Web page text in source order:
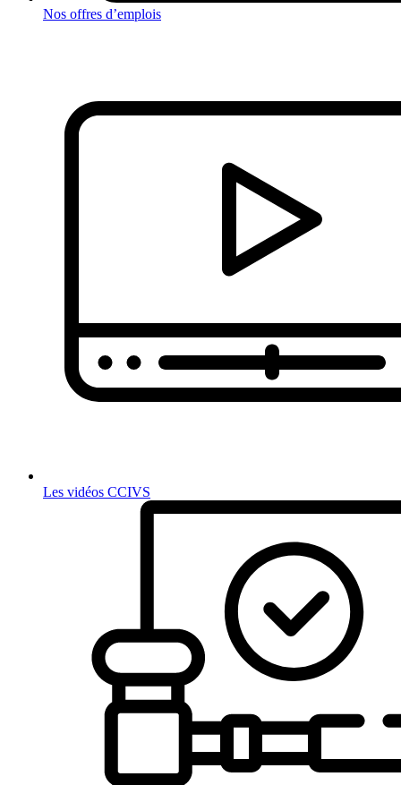
Nos offres d’emplois
Les vidéos CCIVS